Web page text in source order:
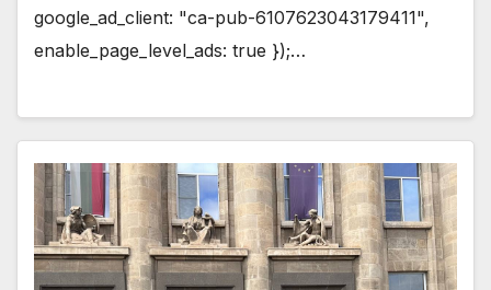
google_ad_client: "ca-pub-6107623043179411",
enable_page_level_ads: true });…